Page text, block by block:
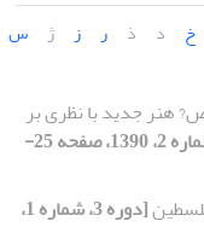
خ د ذ ر ز ژ س
هنر جدید با نظری بر
[دوره 3، شماره 2، 1390، صفحه 25-
[دوره 3، شماره 1،